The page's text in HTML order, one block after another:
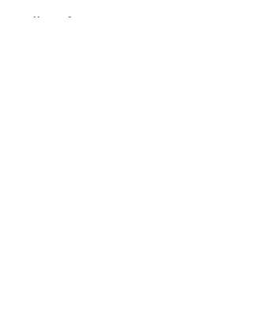
Alle Infos